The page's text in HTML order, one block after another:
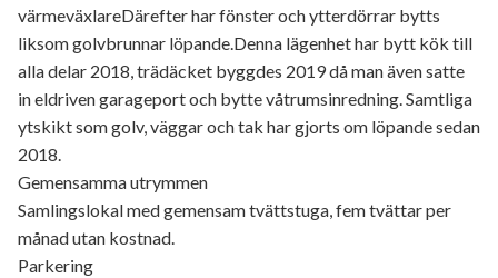
värmeväxlareDärefter har fönster och ytterdörrar bytts
liksom golvbrunnar löpande.Denna lägenhet har bytt kök till
alla delar 2018, trädäcket byggdes 2019 då man även satte
in eldriven garageport och bytte våtrumsinredning. Samtliga
ytskikt som golv, väggar och tak har gjorts om löpande sedan
2018.
Gemensamma utrymmen
Samlingslokal med gemensam tvättstuga, fem tvättar per
månad utan kostnad.
Parkering